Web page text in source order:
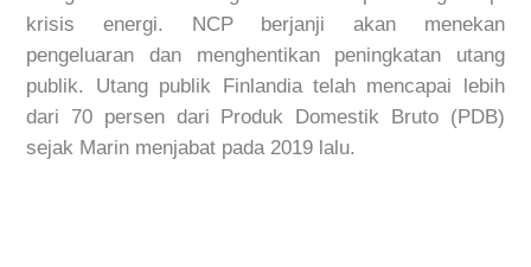
krisis energi. NCP berjanji akan menekan
pengeluaran dan menghentikan peningkatan utang
publik. Utang publik Finlandia telah mencapai lebih
dari 70 persen dari Produk Domestik Bruto (PDB)
sejak Marin menjabat pada 2019 lalu.